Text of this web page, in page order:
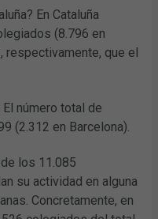
En Cataluña
(8.796 en
respectivamente, que el
número total de
(2.312 en Barcelona).
los 11.085
su actividad en alguna
Concretamente, en